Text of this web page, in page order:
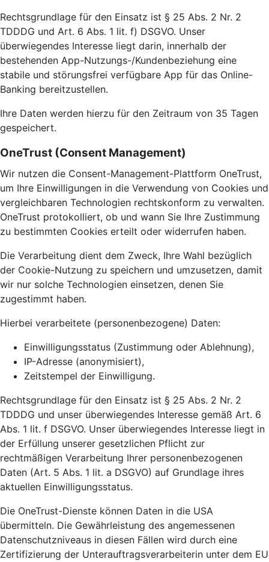
Rechtsgrundlage für den Einsatz ist § 25 Abs. 2 Nr. 2
TDDDG und Art. 6 Abs. 1 lit. f) DSGVO. Unser
überwiegendes Interesse liegt darin, innerhalb der
bestehenden App-Nutzungs-/Kundenbeziehung eine
stabile und störungsfrei verfügbare App für das Online-
Banking bereitzustellen.
Ihre Daten werden hierzu für den Zeitraum von 35 Tagen
gespeichert.
OneTrust (Consent Management)
Wir nutzen die Consent-Management-Plattform OneTrust,
um Ihre Einwilligungen in die Verwendung von Cookies und
vergleichbaren Technologien rechtskonform zu verwalten.
OneTrust protokolliert, ob und wann Sie Ihre Zustimmung
zu bestimmten Cookies erteilt oder widerrufen haben.
Die Verarbeitung dient dem Zweck, Ihre Wahl bezüglich
der Cookie-Nutzung zu speichern und umzusetzen, damit
wir nur solche Technologien einsetzen, denen Sie
zugestimmt haben.
Hierbei verarbeitete (personenbezogene) Daten:
Einwilligungsstatus (Zustimmung oder Ablehnung),
IP-Adresse (anonymisiert),
Zeitstempel der Einwilligung.
Rechtsgrundlage für den Einsatz ist § 25 Abs. 2 Nr. 2
TDDDG und unser überwiegendes Interesse gemäß Art. 6
Abs. 1 lit. f DSGVO. Unser überwiegendes Interesse liegt in
der Erfüllung unserer gesetzlichen Pflicht zur
rechtmäßigen Verarbeitung Ihrer personenbezogenen
Daten (Art. 5 Abs. 1 lit. a DSGVO) auf Grundlage ihres
aktuellen Einwilligungsstatus.
Die OneTrust-Dienste können Daten in die USA
übermitteln. Die Gewährleistung des angemessenen
Datenschutzniveaus in diesen Fällen wird durch eine
Zertifizierung der Unterauftragsverarbeiterin unter dem EU